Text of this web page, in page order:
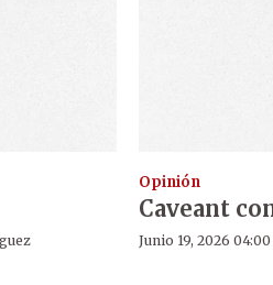
Opinión
Caveant
Junio 19, 2026 04:00